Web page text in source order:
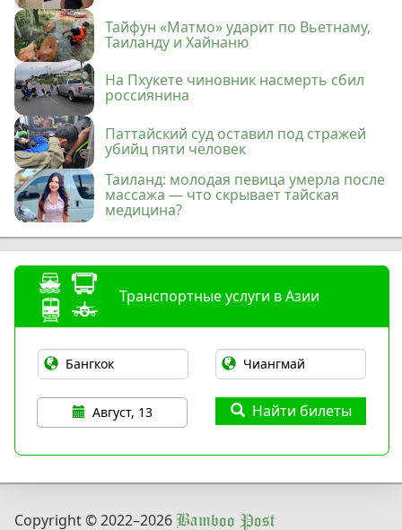
Тайфун «Матмо» ударит по Вьетнаму,
Таиланду и Хайнаню
На Пхукете чиновник насмерть сбил
россиянина
Паттайский суд оставил под стражей
убийц пяти человек
Таиланд: молодая певица умерла после
массажа — что скрывает тайская
медицина?
Транспортные услуги в Азии
Август, 13 Найти билеты
Copyright © 2022–2026 Bamboo Post